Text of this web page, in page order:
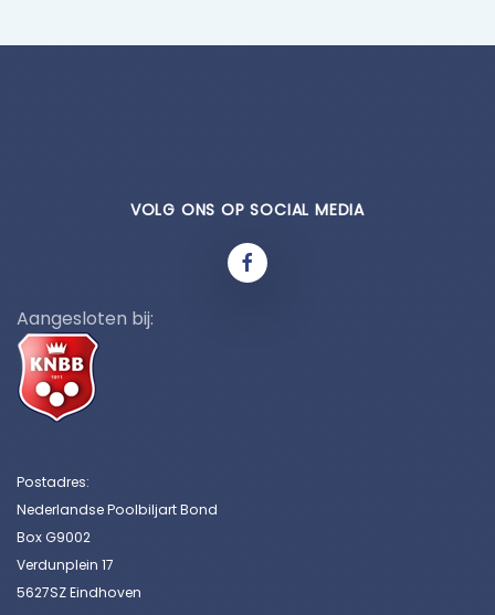
VOLG ONS OP SOCIAL MEDIA
Aangesloten bij:
Postadres:
Nederlandse Poolbiljart Bond
Box G9002
Verdunplein 17
5627SZ Eindhoven